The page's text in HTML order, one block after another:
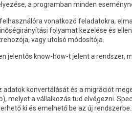
a programban minden
vonatkozó feladatokra,
folyamat kezelése és
vagy utolsó módosítója.
jelentős know-how-t jelent a rendszer,
adatok konvertálását és a migrációt
melyet a vállalkozás tud elvégezni.
ki és emelhető be az új